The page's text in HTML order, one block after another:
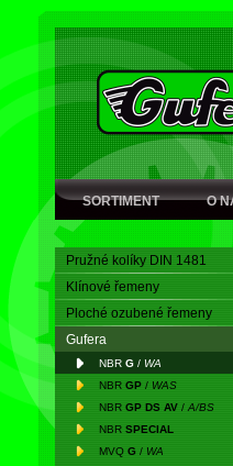
SORTIMENT O
Pružné kolíky DIN 1481
Klínové řemeny
Ploché ozubené řemeny
Gufera
NBR G / WA
NBR GP / WAS
NBR GP DS AV / A/BS
NBR SPECIAL
MVQ G / WA